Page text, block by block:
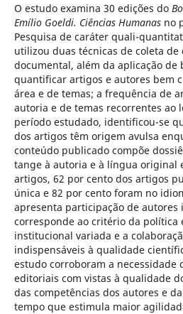
O estudo examina 30 edições do
Emílio Goeldi. Ciências Humanasno
Pesquisa de caráter quali-
utilizou duas técnicas de coleta
documental, além da aplicação
quantificar artigos e autores bem
área e de temas; a frequência de
autoria e de temas recorrentes ao
período estudado, identificou-se
dos artigos têm origem avulsa
conteúdo publicado compõe
tange à autoria e à língua original
artigos, 62 por cento dos artigos
única e 82 por cento foram no
apresenta participação de
corresponde ao critério da política
institucional variada e a
indispensáveis à qualidade
estudo corroboram a necessidade
editoriais com vistas à qualidade
das competências dos autores e
tempo que estimula maior